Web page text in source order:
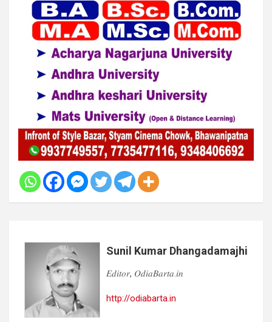
Sunil Kumar Dhangadamajhi
𝐸𝑑𝑖𝑡𝑜𝑟, 𝑂𝑑𝑖𝑎𝐵𝑎𝑟𝑡𝑎.𝑖𝑛
http://odiabarta.in